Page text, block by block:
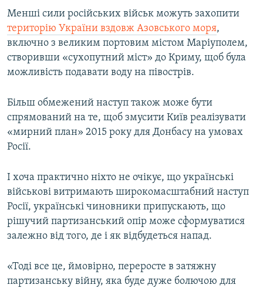
Менші сили російських військ можуть захопити
територію України вздовж Азовського моря,
включно з великим портовим містом Маріуполем,
створивши «сухопутний міст» до Криму, щоб була
можливість подавати воду на півострів.
Більш обмежений наступ також може бути
спрямований на те, щоб змусити Київ реалізувати
«мирний план» 2015 року для Донбасу на умовах
Росії.
І хоча практично ніхто не очікує, що українські
військові витримають широкомасштабний наступ
Росії, українські чиновники припускають, що
рішучий партизанський опір може сформуватися
залежно від того, де і як відбудеться напад.
«Тоді все це, ймовірно, переросте в затяжну
партизанську війну, яка буде дуже болючою для